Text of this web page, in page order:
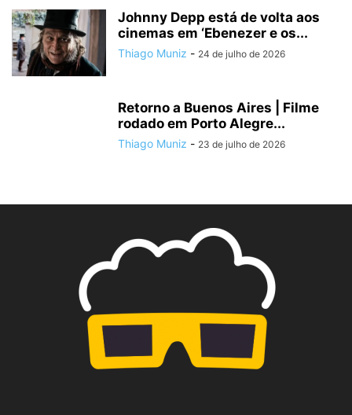
Johnny Depp está de volta aos
cinemas em ‘Ebenezer e os...
Thiago Muniz - 24 de julho de 2026
Retorno a Buenos Aires | Filme
rodado em Porto Alegre...
Thiago Muniz - 23 de julho de 2026